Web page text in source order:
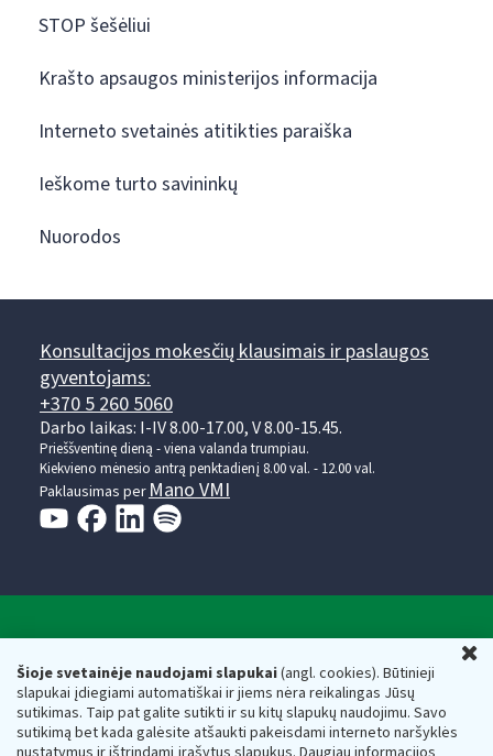
Šioje svetainėje naudojami slapukai(angl. cookies). Būtinieji
slapukai įdiegiami automatiškai ir jiems nėra reikalingas Jūsų
sutikimas. Taip pat galite sutikti ir su kitų slapukų naudojimu. Savo
sutikimą bet kada galėsite atšaukti pakeisdami interneto naršyklės
STOP šešėliui
Krašto apsaugos ministerijos informacija
Interneto svetainės atitikties paraiška
Ieškome turto savininkų
Nuorodos
Konsultacijos mokesčių klausimais ir paslaugos
gyventojams:
+370 5 260 5060
Darbo laikas: I-IV 8.00-17.00, V 8.00-15.45.
Prieššventinę dieną - viena valanda trumpiau.
Kiekvieno mėnesio antrą penktadienį 8.00 val. - 12.00 val.
Paklausimas per Mano VMI
Respublikos finansų ministerijos
Biudžetinė įstaiga. Juridinio asmens kodas — 188659752,
adresas: Vasario 16-osios g. 14, 01107 Vilnius, Lietuva, el.paštas:
vmi@vmi.lt, E. pristatymo dėžutės adresas 188659752